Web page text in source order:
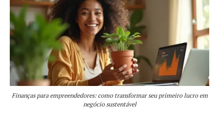
Finanças para empreendedores: como transformar seu primeiro lucro em
negócio sustentável